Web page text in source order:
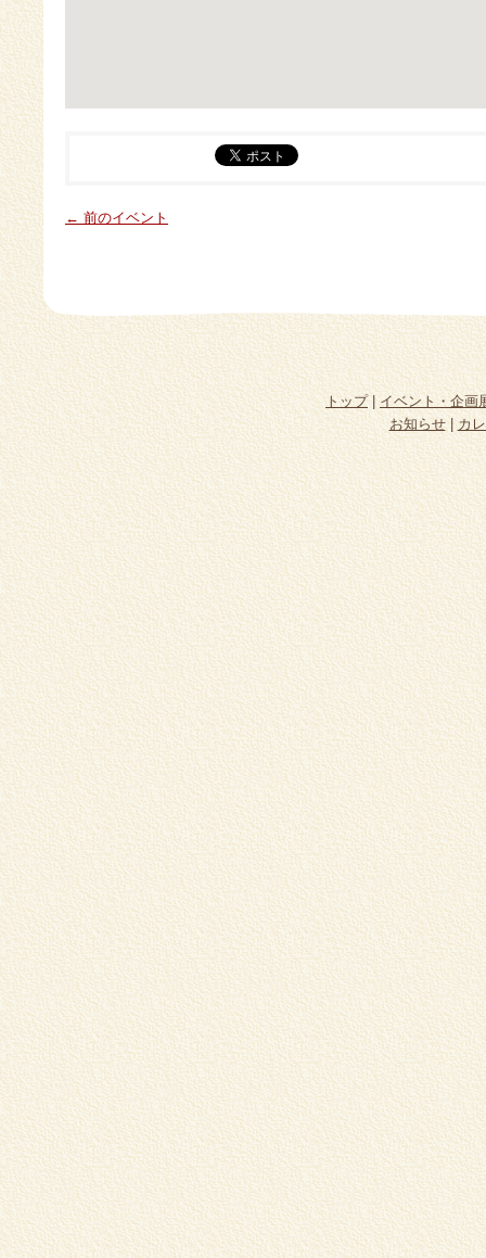
← 前のイベント
トップ|イベント・企画
お知らせ|カ